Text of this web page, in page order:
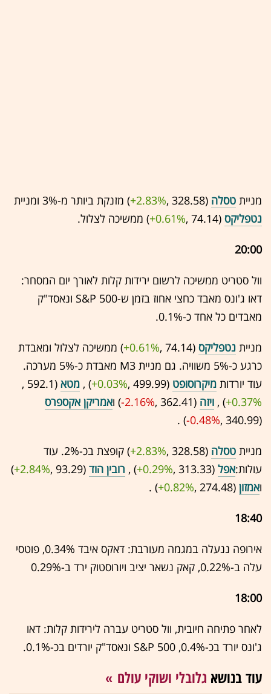
מניית טסלה (328.58 ,‎
+2.83%‏) מזנקת ביותר מ-3% ומניית
נטפליקס (74.14 ,‎
+0.61%‏) ממשיכה לצלול.
20:00
וול סטריט ממשיכה לרשום ירידות קלות לאורך יום המסחר:
דאו ג'ונס מאבד כחצי אחוז בזמן ש-S&P 500 ונאסד"ק
מאבדים כל אחד כ-0.1%.
מניית נטפליקס (74.14 ,‎
+0.61%‏) ממשיכה לצלול ומאבדת
כרגע כ-5% משוויה. גם מניית M3 מאבדת כ-5% מערכה.
עוד יורדות מיקרוסופט (499.99 ,‎
+0.03%
‏) , מטא (592.1 ,‎
+0.37%
‏) , ויזה (362.41 ,‎
-2.16%‏) ואמריקן אקספרס
(340.99 ,‎
-0.48%
‏) .
מניית טסלה (328.58 ,‎
+2.83%
‏) קופצת בכ-2%. עוד
עולות:אפל (313.33 ,‎
+0.29%
‏) , רובין הוד (93.29 ,‎
+2.84%
‏)
ואמזון (274.48 ,‎
+0.82%
‏) .
18:40
אירופה ננעלה במגמה מעורבת: דאקס איבד 0.34%, פוטסי
עלה ב-0.22%, קאק נשאר יציב ויורוסטוק ירד ב-0.29%
18:00
לאחר פתיחה חיובית, וול סטריט עברה לירידות קלות: דאו
ג'ונס יורד בכ-0.4%, S&P 500 ונאסד"ק יורדים בכ-0.1%.
עוד בנושא גלובלי ושוקי עולם